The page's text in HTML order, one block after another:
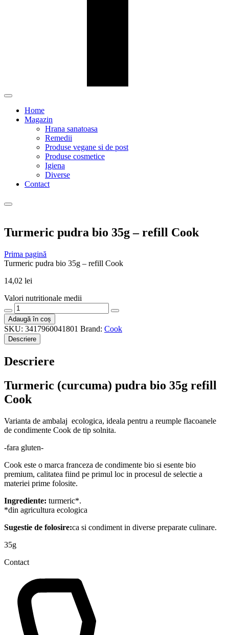
Home
Magazin
Hrana sanatoasa
Remedii
Produse vegane si de post
Produse cosmetice
Igiena
Diverse
Contact
Turmeric pudra bio 35g – refill Cook
Prima pagină
Turmeric pudra bio 35g – refill Cook
14,02 lei
Valori nutritionale medii
Cantitate
Turmeric
pudra
bio
35g
refill
Adaugă în coș
SKU: 3417960041801 Brand: Cook
Descriere
Descriere
Turmeric (curcuma) pudra bio 35g refill
Cook
Varianta de ambalaj ecologica, ideala pentru a reumple flacoanele
de condimente Cook de tip solnita.
-fara gluten-
Cook este o marca franceza de condimente bio si esente bio
premium, calitatea fiind pe primul loc in procesul de selectie a
materiei prime folosite.
Ingrediente: turmeric*.
*din agricultura ecologica
Sugestie de folosire:ca si condiment in diverse preparate culinare.
35g
Contact